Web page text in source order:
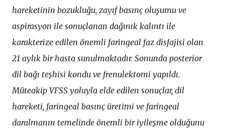
hareketinin bozukluğu, zayıf basınç oluşumu ve
aspirasyon ile sonuçlanan dağınık kalıntı ile
karakterize edilen önemli faringeal faz disfajisi olan
21 aylık bir hasta sunulmaktadır. Sonunda posterior
dil bağı teşhisi kondu ve frenulektomi yapıldı.
Müteakip VFSS yoluyla elde edilen sonuçlar, dil
hareketi, faringeal basınç üretimi ve faringeal
daralmanın temelinde önemli bir iyileşme olduğunu